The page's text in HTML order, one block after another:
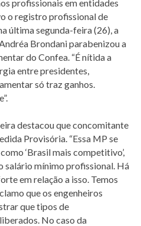
profissionais em entidades
o registro profissional de
última segunda-feira (26), a
Brondani parabenizou a
do Confea. “É nítida a
entre presidentes,
só traz ganhos.
destacou que concomitante
Provisória. “Essa MP se
‘Brasil mais competitivo’,
salário mínimo profissional. Há
em relação a isso. Temos
que os engenheiros
que tipos de
No caso da